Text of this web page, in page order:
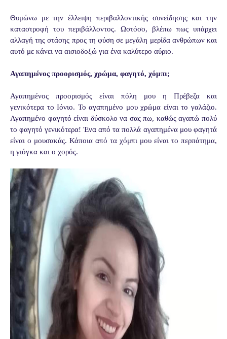
Θυμώνω με την έλλειψη περιβαλλοντικής συνείδησης και την
καταστροφή του περιβάλλοντος. Ωστόσο, βλέπω πως υπάρχει
αλλαγή της στάσης προς τη φύση σε μεγάλη μερίδα ανθρώπων και
αυτό με κάνει να αισιοδοξώ για ένα καλύτερο αύριο.
Αγαπημένος προορισμός, χρώμα, φαγητό, χόμπι;
Αγαπημένος προορισμός είναι πόλη μου η Πρέβεζα και
γενικότερα το Ιόνιο. Το αγαπημένο μου χρώμα είναι το γαλάζιο.
Αγαπημένο φαγητό είναι δύσκολο να σας πω, καθώς αγαπώ πολύ
το φαγητό γενικότερα! Ένα από τα πολλά αγαπημένα μου φαγητά
είναι ο μουσακάς. Κάποια από τα χόμπι μου είναι το περπάτημα,
η γιόγκα και ο χορός.